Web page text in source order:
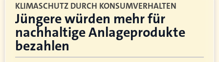
KLIMASCHUTZ DURCH KONSUMVERHALTEN
Jüngere würden mehr für
nachhaltige Anlageprodukte
bezahlen